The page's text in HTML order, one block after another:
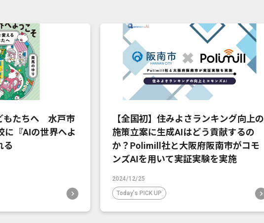
もたちへ 水戸市
に『AIの世界へよ
る
【全国初】住みよさランキング向上の
施策立案に生成AIはどう貢献するの
か？Polimill社と大阪府阪南市がコモ
ンズAIを用いて実証実験を実施
2024/12/25
Today's PICK UP